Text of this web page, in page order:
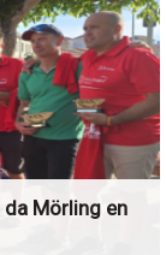
Mörling en